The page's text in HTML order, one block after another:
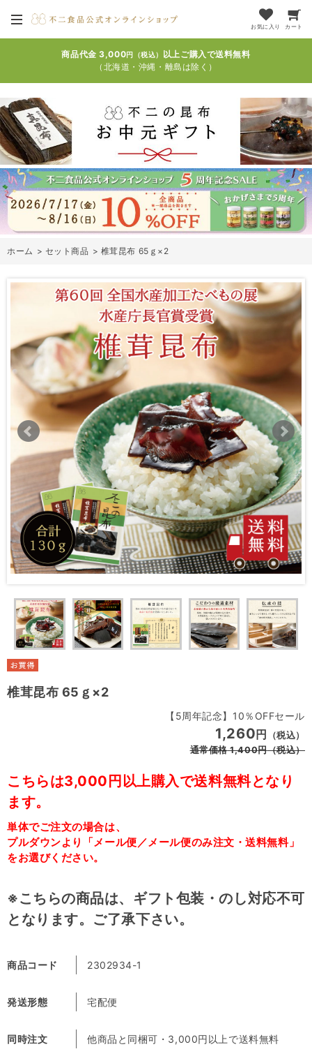
お気に入り カート
商品代金 3,000円（税込）
以上ご購入で送料無料
（北海道・沖縄・離島は除く）
ホーム > セット商品 > 椎茸昆布 65ｇ×2
椎茸昆布 65ｇ×2
【5周年記念】10％OFFセール
1,260円
（税込）
通常価格1,400円（税込）
商品コード 2302934-1
発送形態 宅配便
同時注文 他商品と同梱可・3,000円以上で送料無料
こちらは3,000円以上購入で送料無料となり
ます。
単体でご注文の場合は、
プルダウンより「メール便／メール便のみ注文・送料無料」
をお選びください。
※こちらの商品は、ギフト包装・のし対応不可
となります。ご了承下さい。